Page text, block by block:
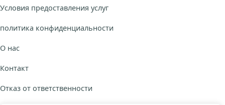
Условия предоставления услуг
политика конфиденциальности
О нас
Контакт
Отказ от ответственности